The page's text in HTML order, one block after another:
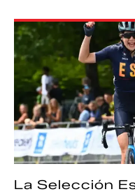
La Selección